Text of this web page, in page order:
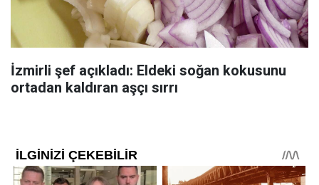
İzmirli şef açıkladı: Eldeki soğan kokusunu
ortadan kaldıran aşçı sırrı